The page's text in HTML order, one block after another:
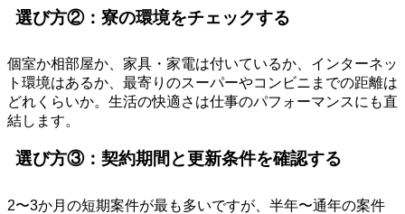
選び方②：寮の環境をチェックする
個室か相部屋か、家具・家電は付いているか、インターネッ
ト環境はあるか、最寄りのスーパーやコンビニまでの距離は
どれくらいか。生活の快適さは仕事のパフォーマンスにも直
結します。
選び方③：契約期間と更新条件を確認する
2〜3か月の短期案件が最も多いですが、半年〜通年の案件